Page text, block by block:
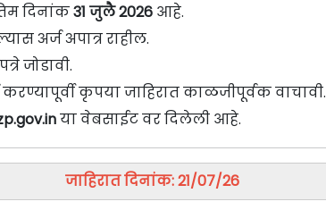
दिनांक31 जुलै2026 आहे.
अर्ज अपात्र राहील.
जोडावी.
कृपया जाहिरात काळजीपूर्वक वाचावी.
या वेबसाईट वर दिलेली आहे.
जाहिरात दिनांक: 21/07/26